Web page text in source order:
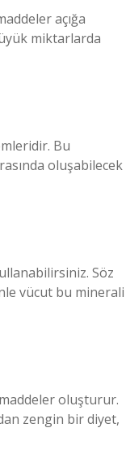
açığa
miktarlarda
Bu
oluşabilecek
Söz
vücut bu minerali
maddeler oluşturur.
zengin bir diyet,